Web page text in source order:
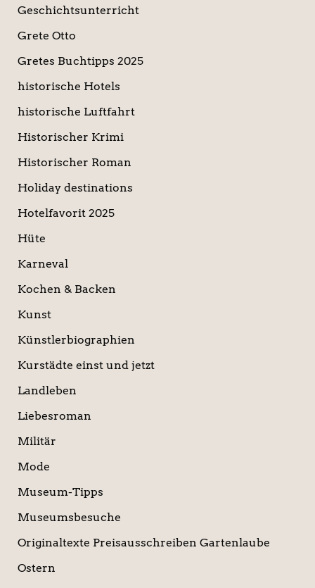
Geschichtsunterricht
Grete Otto
Gretes Buchtipps 2025
historische Hotels
historische Luftfahrt
Historischer Krimi
Historischer Roman
Holiday destinations
Hotelfavorit 2025
Hüte
Karneval
Kochen & Backen
Kunst
Künstlerbiographien
Kurstädte einst und jetzt
Landleben
Liebesroman
Militär
Mode
Museum-Tipps
Museumsbesuche
Originaltexte Preisausschreiben Gartenlaube
Ostern